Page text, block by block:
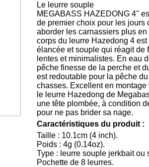
Le leurre souple
MEGABASS HAZEDONG 4''
de premier choix pour les jours
aborder les carnassiers plus en
corps du leurre Hazedong 4
élancée et souple qui réagit de
lentes et minimalistes. En eau
pêche finesse de la perche et
est redoutable pour la pêche
chasses. Excellent en
le leurre Hazedong de
une tête plombée, à condition
pour ne pas brider sa nage.
Caractéristiques du produit :
Taille : 10.1cm (4 inch).
Poids : 4g (0.14oz).
Type : leurre souple jerkbait ou
Pochette de 8 leurres.